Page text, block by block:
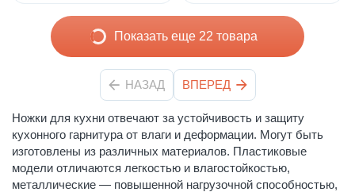
Ножки для кухни отвечают за устойчивость и защиту
кухонного гарнитура от влаги и деформации. Могут быть
изготовлены из различных материалов. Пластиковые
модели отличаются легкостью и влагостойкостью,
металлические — повышенной нагрузочной способностью,
Показать еще 22 товара
НАЗАД ВПЕРЕД